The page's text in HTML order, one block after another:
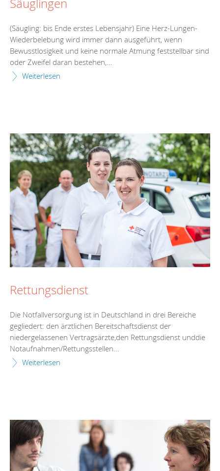
Säuglingen
(Säugling: bis Ende erstes Lebensjahr) Eine Herz-Lungen-
Wiederbelebung wird immer dann ausgeführt, wenn
Bewusstlosigkeit und keine normale Atmung feststellbar sind
oder Zweifel daran bestehen,...
Weiterlesen
Rettungsdienst
Die Notfallversorgung ist in Deutschland in drei Bereiche
gegliedert: den ärztlichen Bereitschaftsdienst der
niedergelassenen Vertragsärzte,den Rettungsdienst unddie
Notaufnahmen/Rettungsstellen...
Weiterlesen